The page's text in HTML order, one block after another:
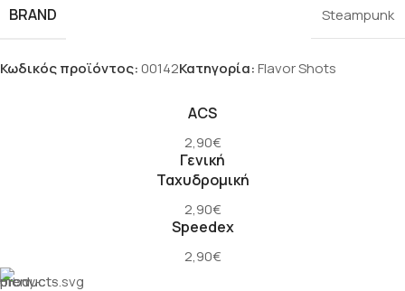
BRAND Steampunk
Κωδικός προϊόντος:00142Κατηγορία:Flavor Shots
ACS
2,90€
Γενική
Ταχυδρομική
2,90€
Speedex
2,90€